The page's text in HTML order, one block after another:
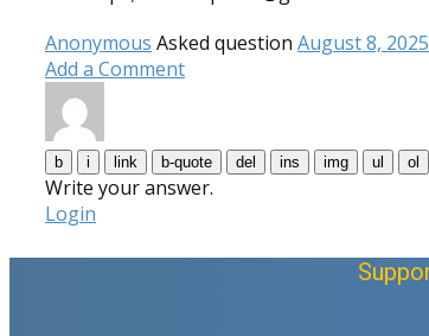
Anonymous Asked question August 8, 2025
Add a Comment
Write your answer.
Login